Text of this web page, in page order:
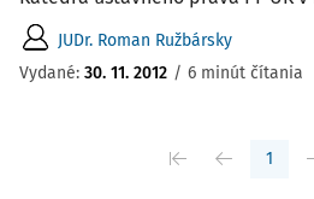
JUDr. Roman Ružbársky
Vydané: 30. 11. 2012 / 6 minút čítania
1